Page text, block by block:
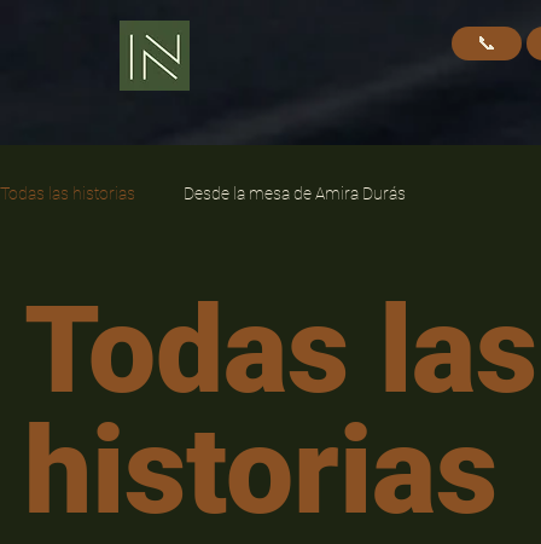
📞
Todas las historias Desde la mesa de Amira Durás
Todas las
historias